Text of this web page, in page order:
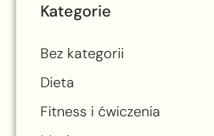
Kategorie
Bez kategorii
Dieta
Fitness i ćwiczenia